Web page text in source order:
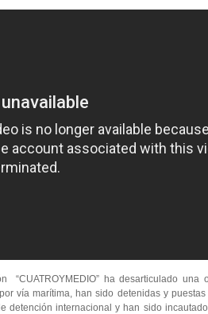
“CUATROYMEDIO” ha desarticulado
vía marítima, han sido detenidas y
detención internacional y han sido